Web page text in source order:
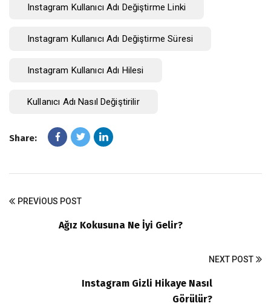
Instagram Kullanıcı Adı Değiştirme Linki
Instagram Kullanıcı Adı Değiştirme Süresi
Instagram Kullanıcı Adı Hilesi
Kullanıcı Adı Nasıl Değiştirilir
Share:
PREVIOUS POST
Ağız Kokusuna Ne İyi Gelir?
NEXT POST
Instagram Gizli Hikaye Nasıl
Görülür?